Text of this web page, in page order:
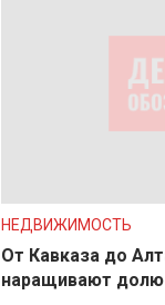
НЕДВИЖИМОСТЬ
От Кавказа до
наращивают долю